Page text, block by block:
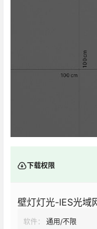
下载权限
壁灯灯光-IES光域
软件：
通用/不限